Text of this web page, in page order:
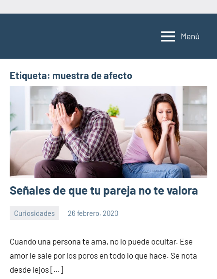
Menú
Etiqueta: muestra de afecto
Señales de que tu pareja no te valora
Curiosidades 26 febrero, 2020
la
salud
comentarios
Cuando una persona te ama, no lo puede ocultar. Ese
amor le sale por los poros en todo lo que hace. Se nota
desde lejos […]